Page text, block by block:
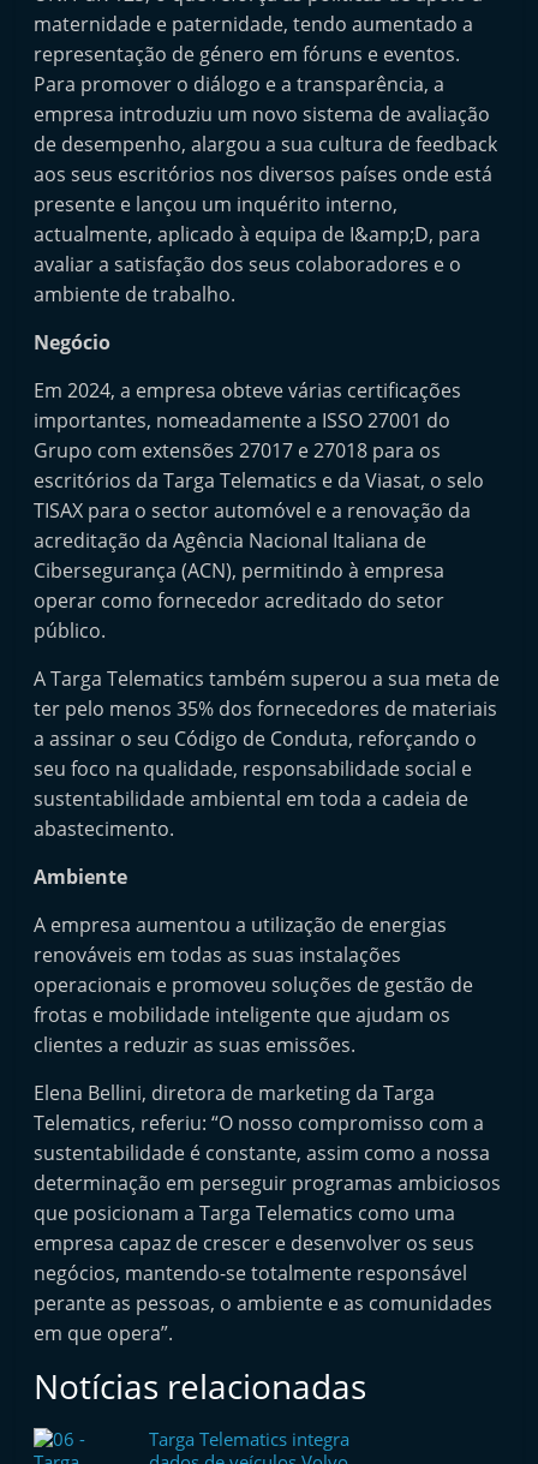
r
k
e
t
A
u
t
o
m
e
e
m
P
o
r
u
g
a
l
maternidade e paternidade, tendo aumentado a
representação de género em fóruns e eventos.
Para promover o diálogo e a transparência, a
empresa introduziu um novo sistema de avaliação
de desempenho, alargou a sua cultura de feedback
aos seus escritórios nos diversos países onde está
presente e lançou um inquérito interno,
actualmente, aplicado à equipa de I&amp;D, para
avaliar a satisfação dos seus colaboradores e o
ambiente de trabalho.
Negócio
Em 2024, a empresa obteve várias certificações
importantes, nomeadamente a ISSO 27001 do
Grupo com extensões 27017 e 27018 para os
escritórios da Targa Telematics e da Viasat, o selo
TISAX para o sector automóvel e a renovação da
acreditação da Agência Nacional Italiana de
Cibersegurança (ACN), permitindo à empresa
operar como fornecedor acreditado do setor
público.
A Targa Telematics também superou a sua meta de
ter pelo menos 35% dos fornecedores de materiais
a assinar o seu Código de Conduta, reforçando o
seu foco na qualidade, responsabilidade social e
sustentabilidade ambiental em toda a cadeia de
abastecimento.
Ambiente
A empresa aumentou a utilização de energias
renováveis em todas as suas instalações
operacionais e promoveu soluções de gestão de
frotas e mobilidade inteligente que ajudam os
clientes a reduzir as suas emissões.
Elena Bellini, diretora de marketing da Targa
Telematics, referiu: “O nosso compromisso com a
sustentabilidade é constante, assim como a nossa
determinação em perseguir programas ambiciosos
que posicionam a Targa Telematics como uma
empresa capaz de crescer e desenvolver os seus
negócios, mantendo-se totalmente responsável
perante as pessoas, o ambiente e as comunidades
em que opera”.
Notícias relacionadas
Targa Telematics integra